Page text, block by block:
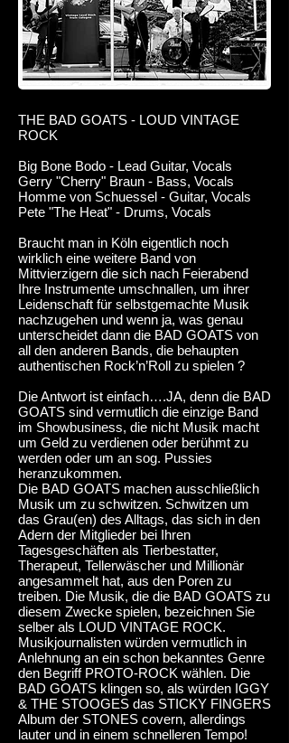
THE BAD GOATS - LOUD VINTAGE
ROCK
Big Bone Bodo - Lead Guitar, Vocals
Gerry "Cherry" Braun - Bass, Vocals
Homme von Schuessel - Guitar, Vocals
Pete "The Heat" - Drums, Vocals
Braucht man in Köln eigentlich noch
wirklich eine weitere Band von
Mittvierzigern die sich nach Feierabend
Ihre Instrumente umschnallen, um ihrer
Leidenschaft für selbstgemachte Musik
nachzugehen und wenn ja, was genau
unterscheidet dann die BAD GOATS von
all den anderen Bands, die behaupten
authentischen Rock’n’Roll zu spielen ?
Die Antwort ist einfach….JA, denn die BAD
GOATS sind vermutlich die einzige Band
im Showbusiness, die nicht Musik macht
um Geld zu verdienen oder berühmt zu
werden oder um an sog. Pussies
heranzukommen.
Die BAD GOATS machen ausschließlich
Musik um zu schwitzen. Schwitzen um
das Grau(en) des Alltags, das sich in den
Adern der Mitglieder bei Ihren
Tagesgeschäften als Tierbestatter,
Therapeut, Tellerwäscher und Millionär
angesammelt hat, aus den Poren zu
treiben. Die Musik, die die BAD GOATS zu
diesem Zwecke spielen, bezeichnen Sie
selber als LOUD VINTAGE ROCK.
Musikjournalisten würden vermutlich in
Anlehnung an ein schon bekanntes Genre
den Begriff PROTO-ROCK wählen. Die
BAD GOATS klingen so, als würden IGGY
& THE STOOGES das STICKY FINGERS
Album der STONES covern, allerdings
lauter und in einem schnelleren Tempo!